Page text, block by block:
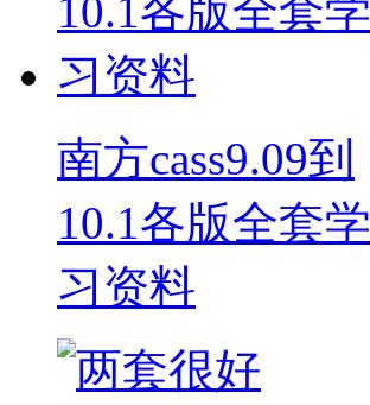
南方cass9.09到
10.1各版全套学
习资料